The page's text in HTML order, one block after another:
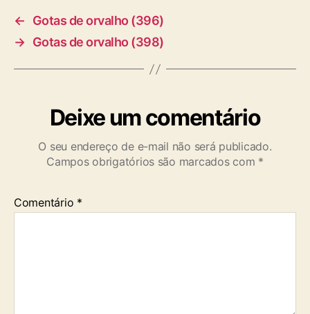
←
Gotas de orvalho (396)
→ Gotas de orvalho (398)
Deixe um comentário
O seu endereço de e-mail não será publicado.
Campos obrigatórios são marcados com *
Comentário *